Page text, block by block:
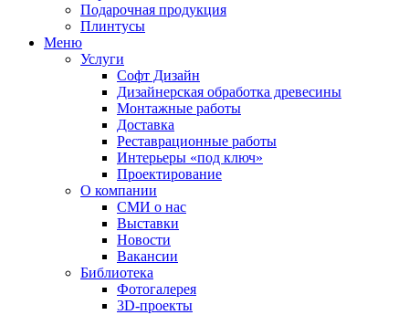
Подарочная продукция
Плинтусы
Меню
Услуги
Софт Дизайн
Дизайнерская обработка древесины
Монтажные работы
Доставка
Реставрационные работы
Интерьеры «под ключ»
Проектирование
О компании
СМИ о нас
Выставки
Новости
Вакансии
Библиотека
Фотогалерея
3D-проекты